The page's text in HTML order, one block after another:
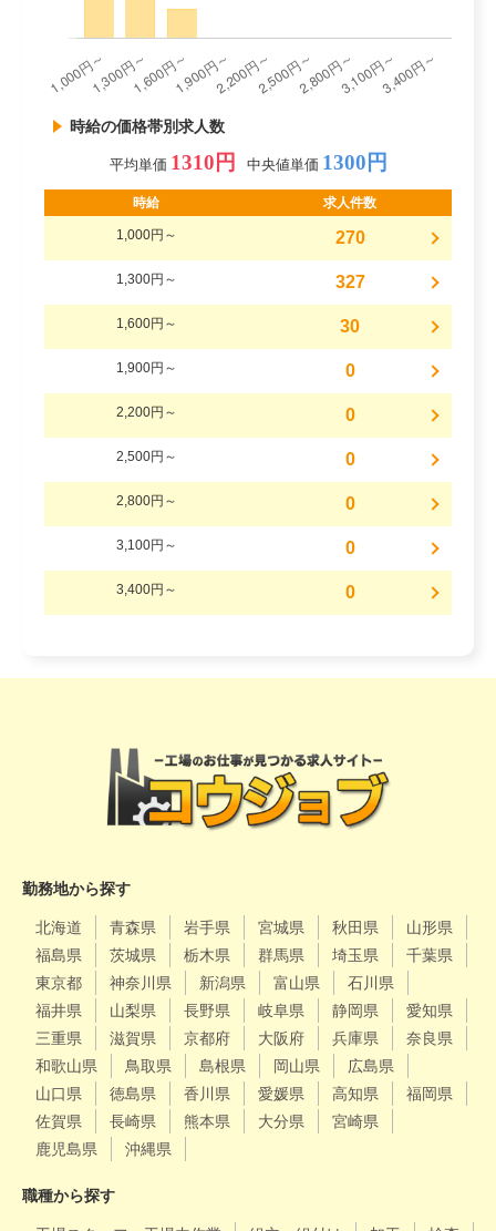
時給の価格帯別求人数
平均単価 1310円 中央値単価 1300円
時給 求人件数
1,000円～ 270
1,300円～ 327
1,600円～ 30
1,900円～ 0
2,200円～ 0
2,500円～ 0
2,800円～ 0
3,100円～ 0
3,400円～ 0
勤務地から探す
北海道 青森県 岩手県 宮城県 秋田県
山形県
福島県
茨城県 栃木県 群馬県 埼玉県
千葉県
東京都
神奈川県 新潟県 富山県
石川県
福井県
山梨県 長野県 岐阜県 静岡県
愛知県
三重県
滋賀県 京都府 大阪府 兵庫県
奈良県
和歌山県
鳥取県 島根県 岡山県
広島県
山口県
徳島県 香川県 愛媛県 高知県
福岡県
佐賀県
長崎県 熊本県 大分県
宮崎県
鹿児島県
沖縄県
職種から探す